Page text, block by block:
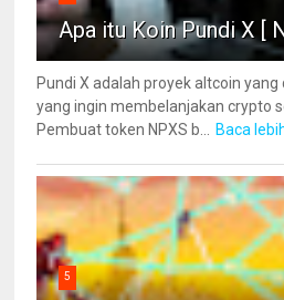
Apa itu Koin Pundi X [
Pundi X adalah proyek altcoin
yang ingin membelanjakan crypto
Pembuat token NPXS b...
Baca
5